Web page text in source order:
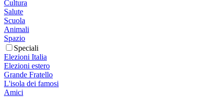
Cultura
Salute
Scuola
Animali
Spazio
Speciali
Elezioni Italia
Elezioni estero
Grande Fratello
L'isola dei famosi
Amici